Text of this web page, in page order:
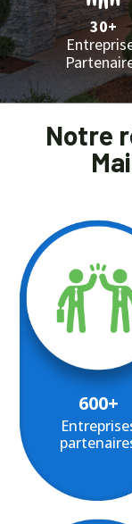
30+
Notre
600+